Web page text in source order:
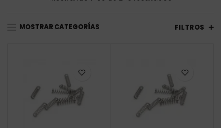
bajo
MOSTRAR CATEGORÍAS FILTROS